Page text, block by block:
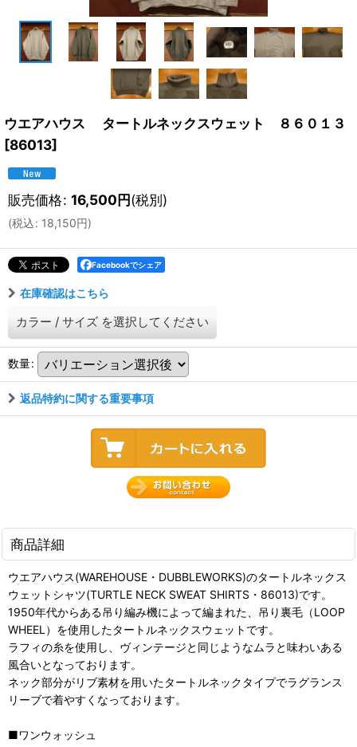
ウエアハウス タートルネックスウェット ８６０１３
[86013]
販売価格: 16,500円(税別)
(税込: 18,150円)
Facebookでシェア
在庫確認はこちら
カラー / サイズ を選択してください
数量:
返品特約に関する重要事項
商品詳細
ウエアハウス(WAREHOUSE・DUBBLEWORKS)のタートルネックス
ウェットシャツ(TURTLE NECK SWEAT SHIRTS・86013)です。
1950年代からある吊り編み機によって編まれた、吊り裏毛（LOOP
WHEEL）を使用したタートルネックスウェットです。
ラフィの糸を使用し、ヴィンテージと同じようなムラと味わいある
風合いとなっております。
ネック部分がリブ素材を用いたタートルネックタイプでラグランス
リーブで着やすくなっております。
■ワンウォッシュ